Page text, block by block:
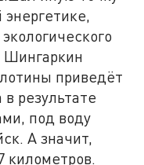
приведёт
результате
под воду
А значит,
километров.